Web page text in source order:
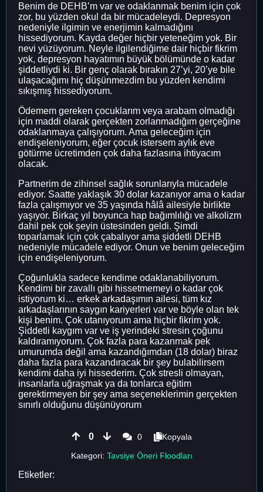
Benim de DEHB’m var ve odaklanmak benim için çok
zor, bu yüzden okul da bir mücadeleydi. Depresyon
nedeniyle ilgimin ve enerjimin kalmadığını
hissediyorum. Kayda değer hiçbir yeteneğim yok. Bir
nevi yüzüyorum. Neyle ilgilendiğime dair hiçbir fikrim
yok, depresyon hayatımın büyük bölümünde o kadar
şiddetliydi ki. Bir genç olarak bırakın 27’yi, 20’ye bile
ulaşacağımı hiç düşünmezdim bu yüzden kendimi
sıkışmış hissediyorum.
Ödemem gereken çocuklarım veya arabam olmadığı
için maddi olarak gerçekten zorlanmadığım gerçeğine
odaklanmaya çalışıyorum. Ama geleceğim için
endişeleniyorum, eğer çocuk istersem aylık eve
götürme ücretimden çok daha fazlasına ihtiyacım
olacak.
Partnerim de zihinsel sağlık sorunlarıyla mücadele
ediyor. Saatte yaklaşık 30 dolar kazanıyor ama o kadar
fazla çalışmıyor ve 35 yaşında hâlâ ailesiyle birlikte
yaşıyor. Birkaç yıl boyunca hap bağımlılığı ve alkolizm
dahil pek çok şeyin üstesinden geldi. Şimdi
toparlamak için çok çabalıyor ama şiddetli DEHB
nedeniyle mücadele ediyor. Onun ve benim geleceğim
için endişeleniyorum.
Çoğunlukla sadece kendime odaklanabiliyorum.
Kendimi bir zavallı gibi hissetmemeyi o kadar çok
istiyorum ki… erkek arkadaşımın ailesi, tüm kız
arkadaşlarının saygın kariyerleri var ve böyle olan tek
kişi benim. Çok utanıyorum ama hiçbir fikrim yok.
Şiddetli kaygım var ve iş yerindeki stresin çoğunu
kaldıramıyorum. Çok fazla para kazanmak pek
umurumda değil ama kazandığımdan (18 dolar) biraz
daha fazla para kazandıracak bir şey bulabilirsem
kendimi daha iyi hissederim. Çok stresli olmayan,
insanlarla uğraşmak ya da tonlarca eğitim
gerektirmeyen bir şey ama seçeneklerimin gerçekten
sınırlı olduğunu düşünüyorum
0 0
Kopyala
Kategori: Tavsiye Öneri Floodları
Etiketler: